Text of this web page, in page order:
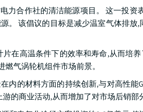
力合作社的清洁能源项目。 这一投
。 该倡议的目标是减少温室气体排
在高温条件下的效率和寿命,从而培
气涡轮机组件市场前景。
内的材料方面的持续创新,与对高性
的商业活动,从而增加了对市场后销部